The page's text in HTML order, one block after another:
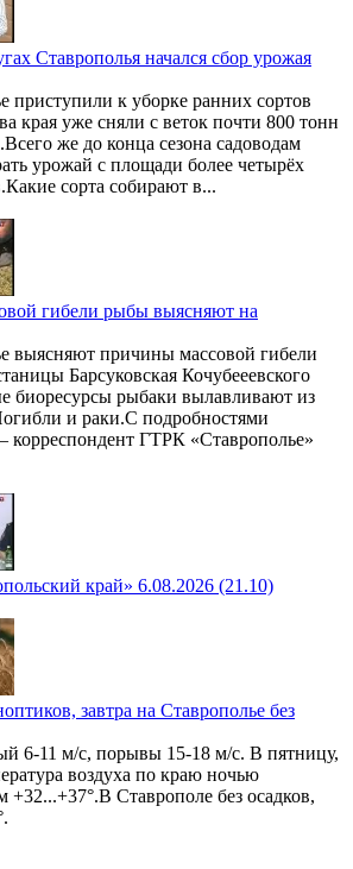
Ставрополья начался сбор урожая
приступили к уборке ранних сортов
края уже сняли с веток почти 800 тонн
же до конца сезона садоводам
урожай с площади более четырёх
сорта собирают в...
гибели рыбы выясняют на
выясняют причины массовой гибели
Барсуковская Кочубееевского
биоресурсы рыбаки вылавливают из
и раки.С подробностями
корреспондент ГТРК «Ставрополье»
край» 6.08.2026 (21.10)
завтра на Ставрополье без
6-11 м/с, порывы 15-18 м/с. В пятницу,
воздуха по краю ночью
+32...+37°.В Ставрополе без осадков,